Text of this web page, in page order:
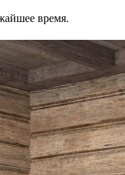
время.